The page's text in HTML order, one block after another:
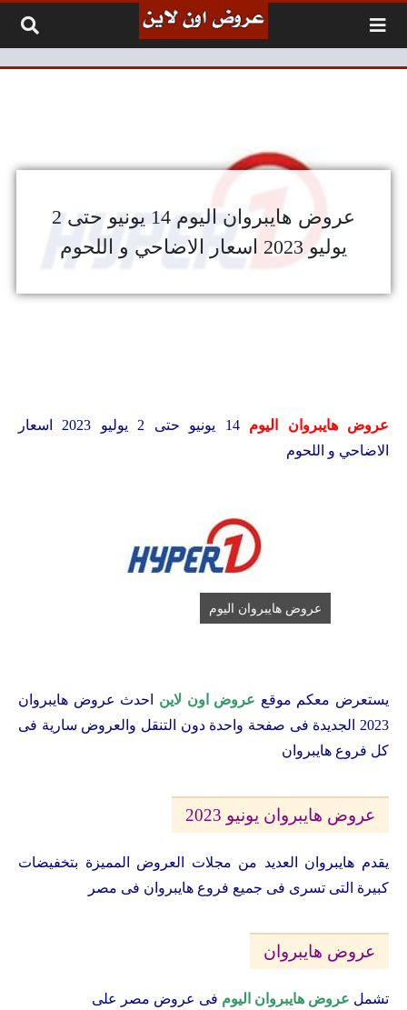
عروض هايبروان اليوم 14 يونيو حتى 2
يوليو 2023 اسعار الاضاحي و اللحوم
عروض هايبروان اليوم
14 يونيو حتى 2 يوليو 2023 اسعار
الاضاحي و اللحوم
عروض هايبروان اليوم
يستعرض معكم موقع عروض اون لاين احدث عروض هايبروان
2023 الجديدة فى صفحة واحدة دون التنقل والعروض سارية فى
كل فروع هايبروان
عروض هايبروان يونيو 2023
يقدم هايبروان العديد من مجلات العروض المميزة بتخفيضات
كبيرة التى تسرى فى جميع فروع هايبروان فى مصر
عروض هايبروان
تشمل عروض هايبروان اليوم فى عروض مصر على